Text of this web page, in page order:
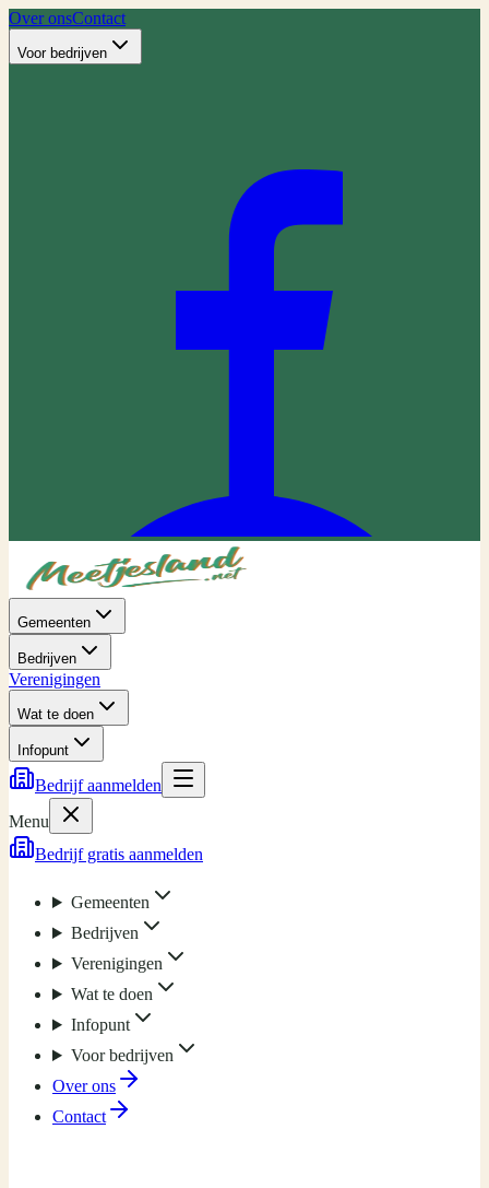
Over onsContact
Voor bedrijven
Gemeenten
Bedrijven
Verenigingen
Wat te doen
Infopunt
Bedrijf aanmelden
Menu
Bedrijf gratis aanmelden
Gemeenten
Bedrijven
Verenigingen
Wat te doen
Infopunt
Voor bedrijven
Over ons
Contact